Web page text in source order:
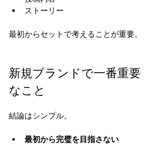
ストーリー
最初からセットで考えることが重要。
新規ブランドで一番重要
なこと
結論はシンプル。
最初から完璧を目指さない